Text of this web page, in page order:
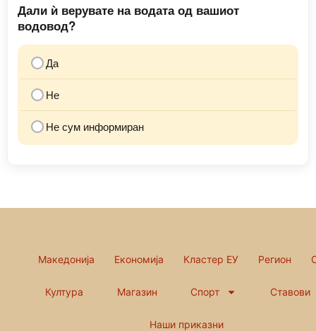
Дали ѝ верувате на водата од вашиот
водовод?
Да
Не
Не сум информиран
Македонија Економија Кластер ЕУ Регион
Култура Магазин Спорт Ставови
Наши приказни